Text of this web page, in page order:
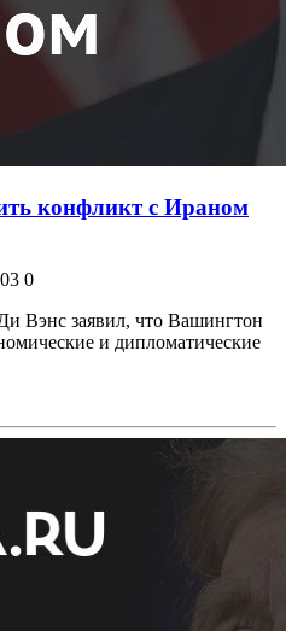
конфликт с Ираном
0
Вэнс заявил, что Вашингтон
и дипломатические